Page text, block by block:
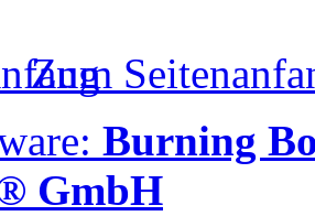
Zum
Burning
GmbH